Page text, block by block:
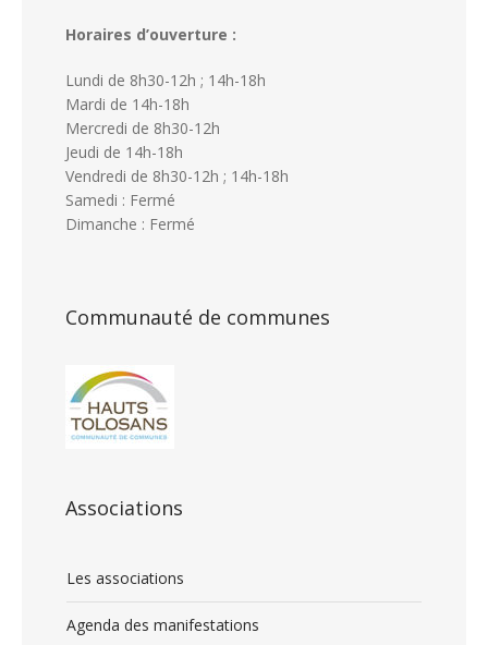
Horaires d’ouverture :
Lundi de 8h30-12h ; 14h-18h
Mardi de 14h-18h
Mercredi de 8h30-12h
Jeudi de 14h-18h
Vendredi de 8h30-12h ; 14h-18h
Samedi : Fermé
Dimanche : Fermé
Communauté de communes
Associations
Les associations
Agenda des manifestations